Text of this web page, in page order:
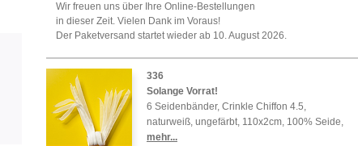
Wir freuen uns über Ihre Online-Bestellungen
in dieser Zeit. Vielen Dank im Voraus!
Der Paketversand startet wieder ab 10. August 2026.
336
Solange Vorrat!
6 Seidenbänder, Crinkle Chiffon 4.5,
naturweiß, ungefärbt, 110x2cm, 100% Seide,
mehr...